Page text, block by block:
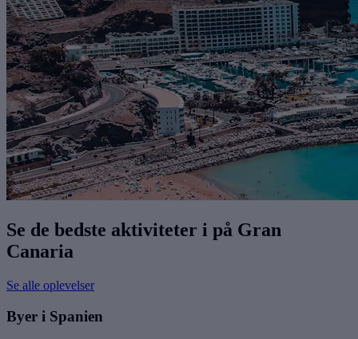
Se de bedste aktiviteter i på Gran
Canaria
Se alle oplevelser
Byer i Spanien